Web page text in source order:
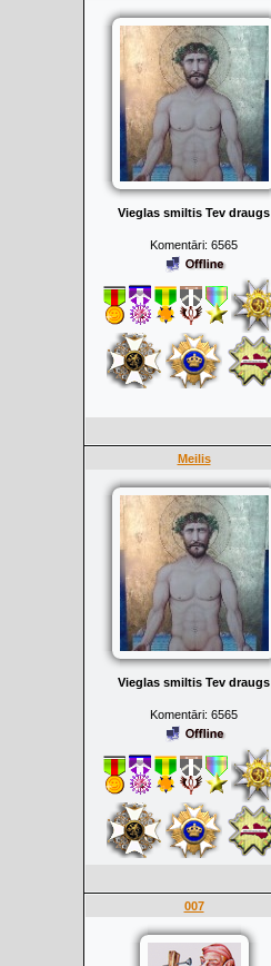
Vieglas smiltis Tev draugs
Komentāri: 6565
Meilis
Vieglas smiltis Tev draugs
Komentāri: 6565
007